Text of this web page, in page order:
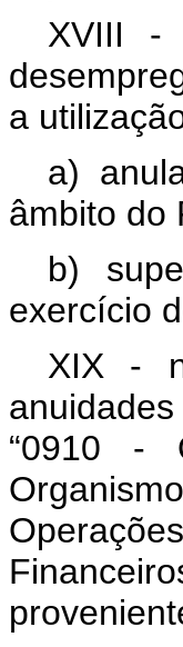
XVIII -
a
a)
âmbito do
b)
exercício
XIX -
“0910 -